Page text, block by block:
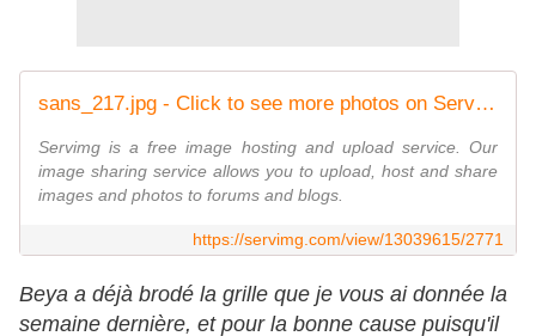
sans_217.jpg - Click to see more photos on ServImg
Servimg is a free image hosting and upload service. Our
image sharing service allows you to upload, host and share
images and photos to forums and blogs.
https://servimg.com/view/13039615/2771
Beya a déjà brodé la grille que je vous ai donnée la
semaine dernière, et pour la bonne cause puisqu'il